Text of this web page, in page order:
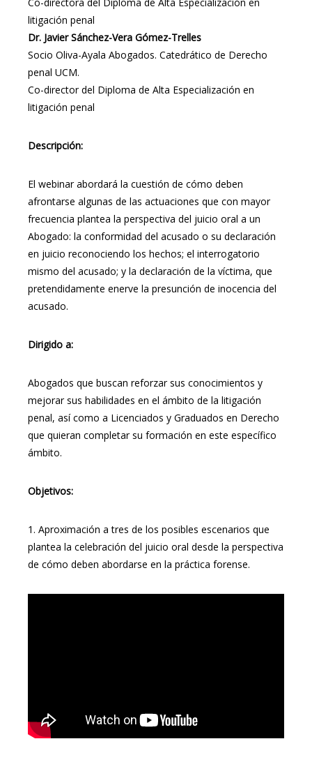
litigación penal
Dr. Javier Sánchez-Vera Gómez-Trelles
Socio Oliva-Ayala Abogados. Catedrático de Derecho
penal UCM.
Co-director del Diploma de Alta Especialización en
litigación penal
Descripción:
El webinar abordará la cuestión de cómo deben
afrontarse algunas de las actuaciones que con mayor
frecuencia plantea la perspectiva del juicio oral a un
Abogado: la conformidad del acusado o su declaración
en juicio reconociendo los hechos; el interrogatorio
mismo del acusado; y la declaración de la víctima, que
pretendidamente enerve la presunción de inocencia del
acusado.
Dirigido a:
Abogados que buscan reforzar sus conocimientos y
mejorar sus habilidades en el ámbito de la litigación
penal, así como a Licenciados y Graduados en Derecho
que quieran completar su formación en este específico
ámbito.
Objetivos:
1. Aproximación a tres de los posibles escenarios que
plantea la celebración del juicio oral desde la perspectiva
de cómo deben abordarse en la práctica forense.